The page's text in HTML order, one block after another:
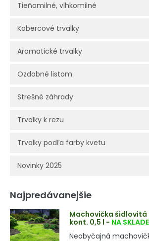
Tieňomilné, vlhkomilné
Kobercové trvalky
Aromatické trvalky
Ozdobné listom
Strešné záhrady
Trvalky k rezu
Trvalky podľa farby kvetu
Novinky 2025
Najpredávanejšie
Machovička šidlovitá
kont. 0,5 l - NA SKLADE
Neobyčajná